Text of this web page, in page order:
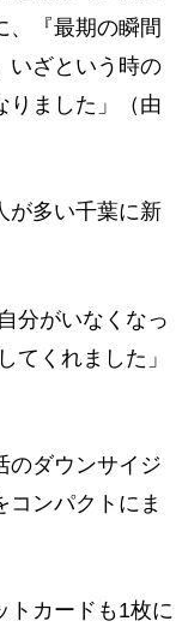
、『最期の瞬間
いざという時の
りました」（由
が多い千葉に新
分がいなくなっ
てくれました」
のダウンサイジ
コンパクトにま
トカードも1枚に